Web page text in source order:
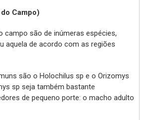
Campo)
campo são de inúmeras espécies,
aquela de acordo com as regiões
são o Holochilus sp e o Orizomys
sp seja também bastante
de pequeno porte: o macho adulto